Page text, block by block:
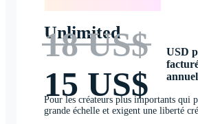
Unlimited
18 US$
15 US$
USD
Pour les créateurs plus importants qui
grande échelle et exigent une liberté